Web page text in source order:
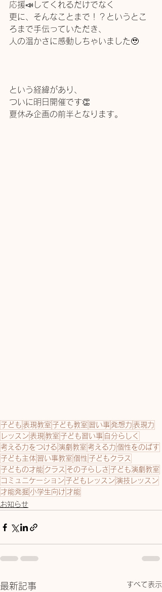
応援📣してくれるだけでなく
更に、そんなことまで！？というとこ
ろまで手伝っていただき、
人の温かさに感動しちゃいました🥹
という経緯があり、
ついに明日開催です👏
夏休み企画の前半となります。
子ども 表現教室 子ども教室 習い事 発想力 表現力
レッスン 表現 教室 子ども習い事 自分らしく
考える力をつける 演劇教室 考える力 個性をのばす
子ども主体 習い事教室 個性 子どもクラス
子どもの才能 クラス その子らしさ 子ども演劇教室
コミュニケーション 子どもレッスン 演技レッスン
才能発掘 小学生向け 才能
お知らせ
最新記事 すべて表示